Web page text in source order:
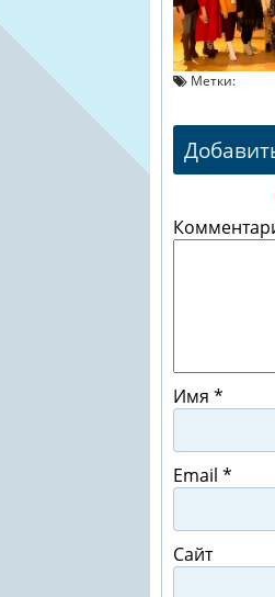
Метки:
Имя *
Email *
Сайт